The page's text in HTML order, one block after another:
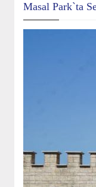
Masal Park`ta